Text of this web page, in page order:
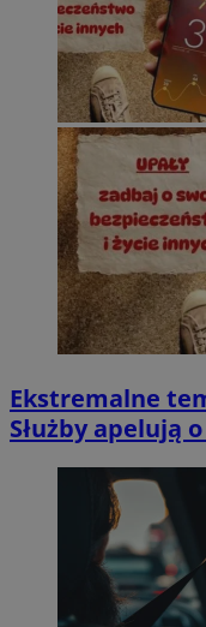
Ekstremalne
Służby apelują